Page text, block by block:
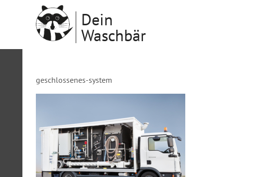
Dein
Waschbär
geschlossenes-system